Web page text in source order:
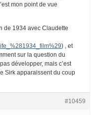
mon point de vue
de 1934 avec Claudette
) , et
sur la question du
développer, mais c’est
Sirk apparaissent du coup
#10459